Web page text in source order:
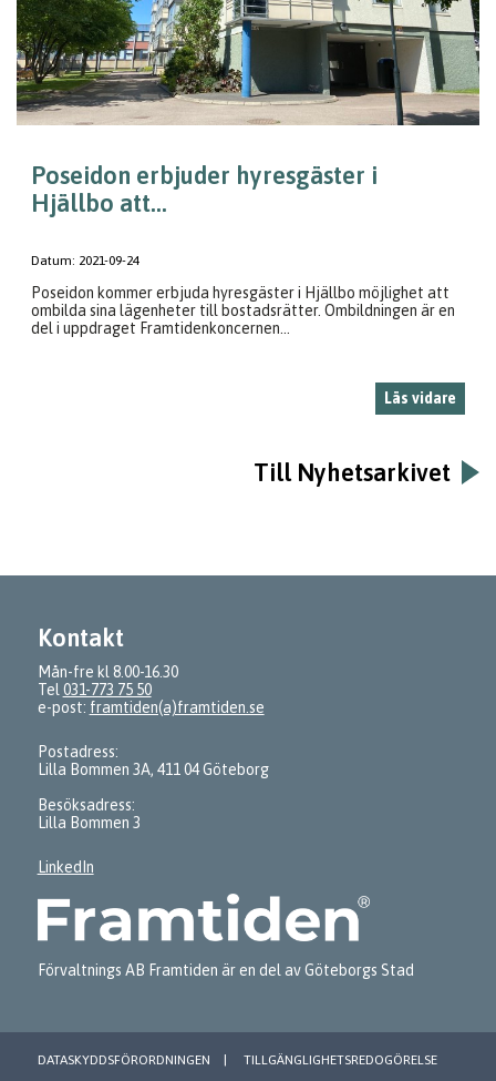
Poseidon erbjuder hyresgäster i
Hjällbo att...
Datum: 2021-09-24
Poseidon kommer erbjuda hyresgäster i Hjällbo möjlighet att
ombilda sina lägenheter till bostadsrätter. Ombildningen är en
del i uppdraget Framtidenkoncernen...
Läs vidare
Till Nyhetsarkivet
Kontakt
Mån-fre kl 8.00-16.30
Tel 031-773 75 50
e-post: framtiden(a)framtiden.se
Postadress:
Lilla Bommen 3A, 411 04 Göteborg
Besöksadress:
Lilla Bommen 3
LinkedIn
Förvaltnings AB Framtiden är en del av Göteborgs Stad
DATASKYDDSFÖRORDNINGEN TILLGÄNGLIGHETSREDOGÖRELSE